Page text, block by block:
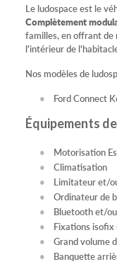
Le ludospace est le
Complètement
familles, en offrant de
l'intérieur de
Nos modèles de
Ford Connect
Équipements
Motorisation
Climatisation
Limitateur et/
Ordinateur de
Bluetooth et/
Fixations isofix
Grand volume
Banquette